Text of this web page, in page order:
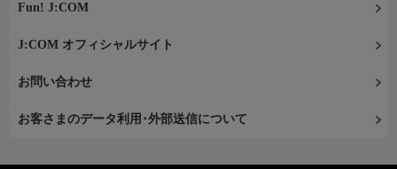
Fun! J:COM
J:COM オフィシャルサイト
お問い合わせ
お客さまのデータ利用･外部送信について